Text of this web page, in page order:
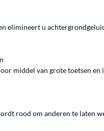
elimineert u
middel van grote toetsen
rood om anderen te laten